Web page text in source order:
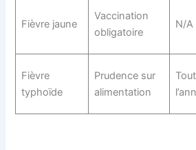
Fièvre jaune
Vaccination
obligatoire
N/A
Fièvre
typhoïde
Prudence sur
alimentation